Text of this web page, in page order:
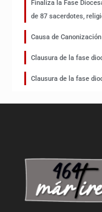
Finaliza la Fase
de 87 sacerdotes,
Causa de
Clausura de la fase
Clausura de la fase